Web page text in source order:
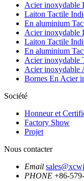
Acier inoxydable
Laiton Tactile
En aluminium
Acier inoxydable
Laiton Tactile
En aluminium
Acier inoxydable
Acier inoxydable
Bornes En Acier
Société
Honneur et
Factory Show
Projet
Nous contacter
Email
PHONE +86-